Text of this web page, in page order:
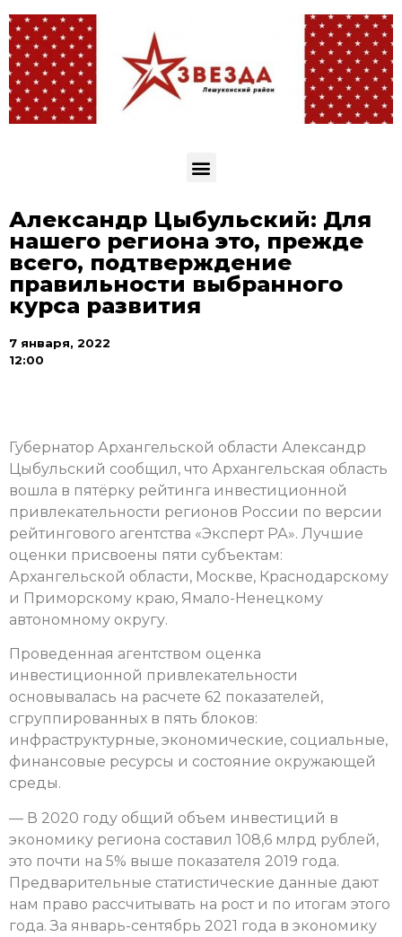
Александр Цыбульский: Для
нашего региона это, прежде
всего, подтверждение
правильности выбранного
курса развития
7 января, 2022
12:00
Губернатор Архангельской области Александр
Цыбульский сообщил, что Архангельская область
вошла в пятёрку рейтинга инвестиционной
привлекательности регионов России по версии
рейтингового агентства «Эксперт РА». Лучшие
оценки присвоены пяти субъектам:
Архангельской области, Москве, Краснодарскому
и Приморскому краю, Ямало-Ненецкому
автономному округу.
Проведенная агентством оценка
инвестиционной привлекательности
основывалась на расчете 62 показателей,
сгруппированных в пять блоков:
инфраструктурные, экономические, социальные,
финансовые ресурсы и состояние окружающей
среды.
— В 2020 году общий объем инвестиций в
экономику региона составил 108,6 млрд рублей,
это почти на 5% выше показателя 2019 года.
Предварительные статистические данные дают
нам право рассчитывать на рост и по итогам этого
года. За январь-сентябрь 2021 года в экономику